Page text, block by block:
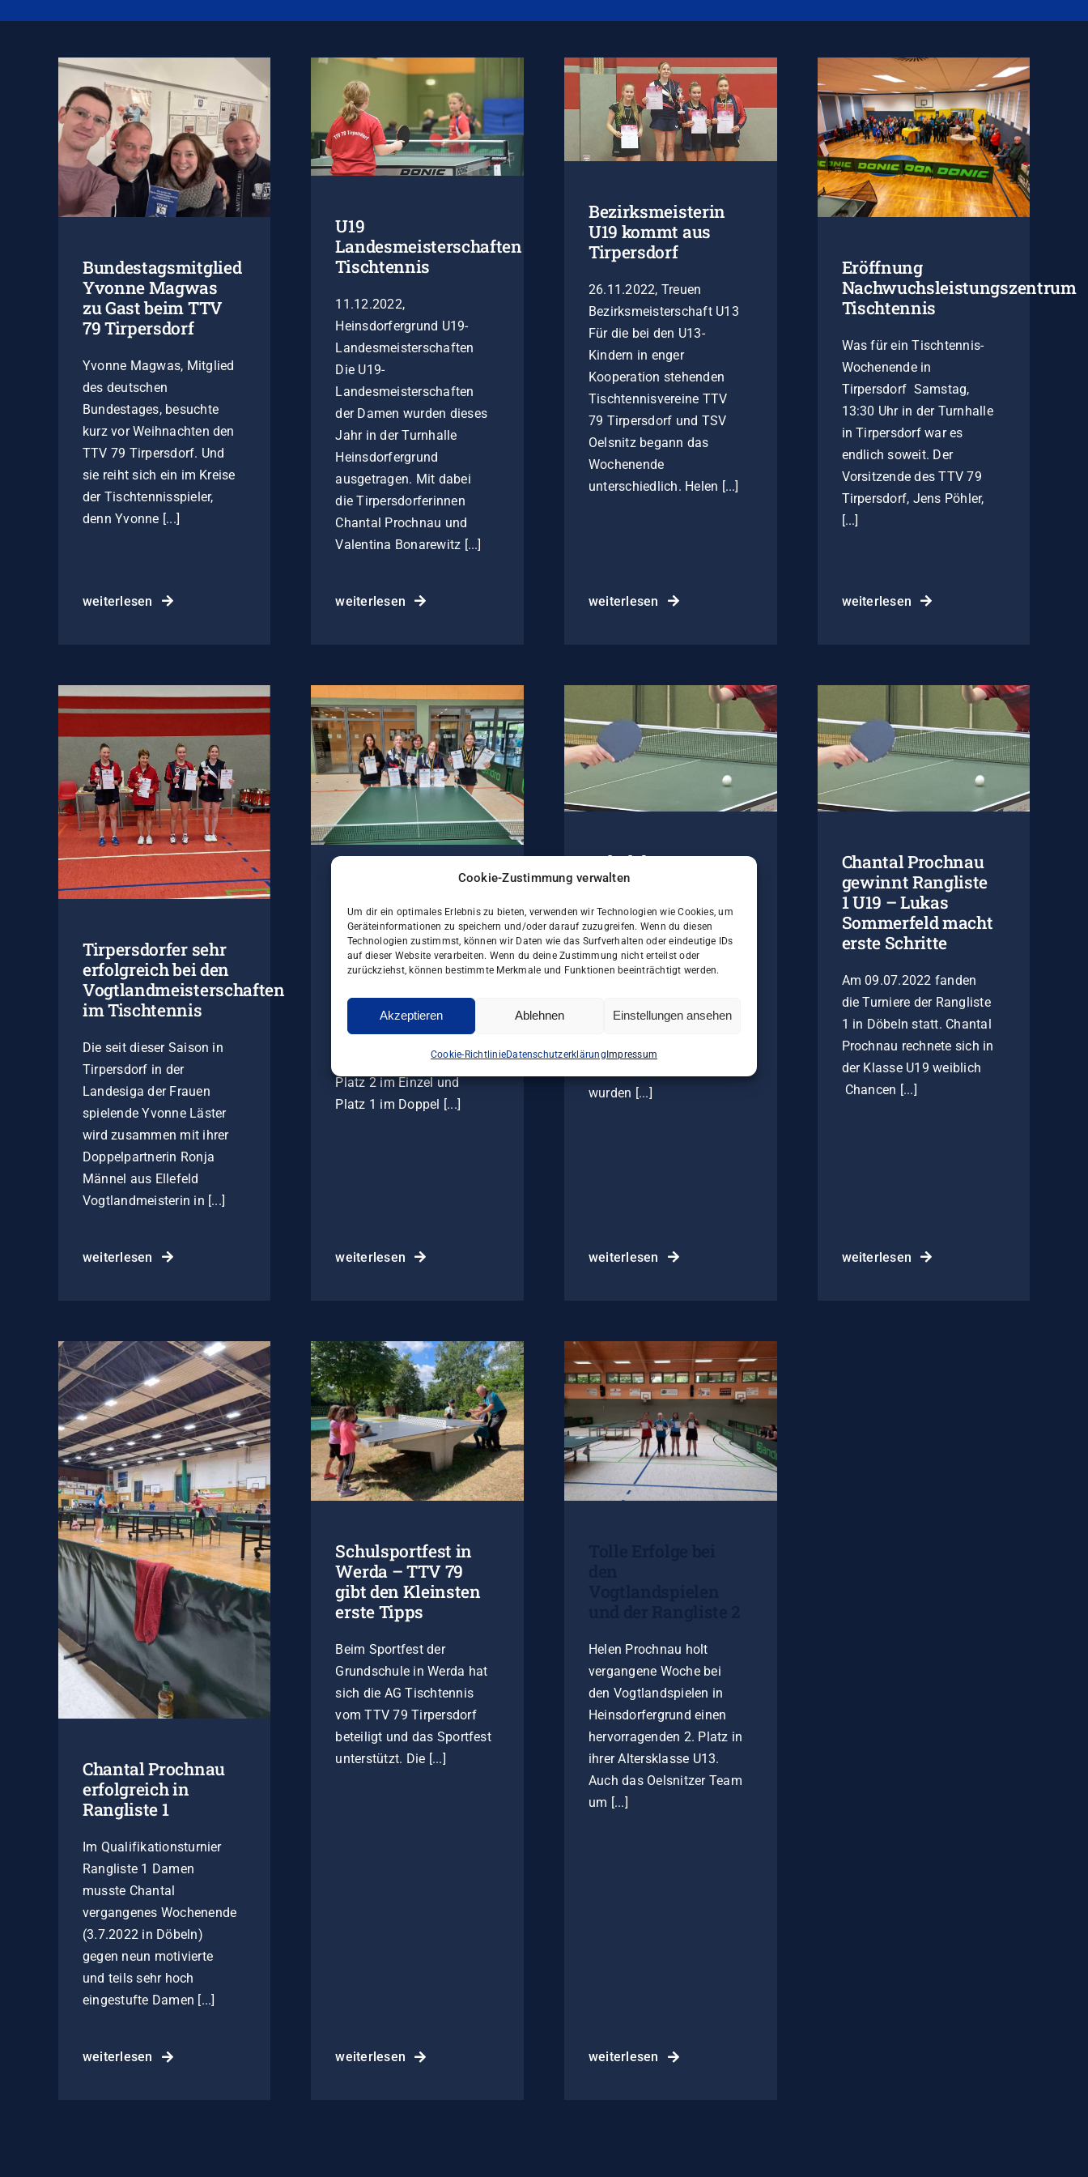
Cookie-Zustimmung verwalten
Um dir ein optimales Erlebnis zu bieten, verwenden wir Technologien wie Cookies, um
Geräteinformationen zu speichern und/oder darauf zuzugreifen. Wenn du diesen
Technologien zustimmst, können wir Daten wie das Surfverhalten oder eindeutige IDs
auf dieser Website verarbeiten. Wenn du deine Zustimmung nicht erteilst oder
zurückziehst, können bestimmte Merkmale und Funktionen beeinträchtigt werden.
Akzeptieren Ablehnen Einstellungen ansehen
Cookie-RichtlinieDatenschutzerklärungImpressum
Bundestagsmitglied
Yvonne Magwas
zu Gast beim TTV
79 Tirpersdorf
Yvonne Magwas, Mitglied
des deutschen
Bundestages, besuchte
kurz vor Weihnachten den
TTV 79 Tirpersdorf. Und
sie reiht sich ein im Kreise
der Tischtennisspieler,
denn Yvonne [...]
weiterlesen
U19
Landesmeisterschaften
Tischtennis
11.12.2022,
Heinsdorfergrund U19-
Landesmeisterschaften
Die U19-
Landesmeisterschaften
der Damen wurden dieses
Jahr in der Turnhalle
Heinsdorfergrund
ausgetragen. Mit dabei
die Tirpersdorferinnen
Chantal Prochnau und
Valentina Bonarewitz [...]
weiterlesen
Bezirksmeisterin
U19 kommt aus
Tirpersdorf
26.11.2022, Treuen
Bezirksmeisterschaft U13
Für die bei den U13-
Kindern in enger
Kooperation stehenden
Tischtennisvereine TTV
79 Tirpersdorf und TSV
Oelsnitz begann das
Wochenende
unterschiedlich. Helen [...]
weiterlesen
Eröffnung
Nachwuchsleistungszentrum
Tischtennis
Was für ein Tischtennis-
Wochenende in
Tirpersdorf Samstag,
13:30 Uhr in der Turnhalle
in Tirpersdorf war es
endlich soweit. Der
Vorsitzende des TTV 79
Tirpersdorf, Jens Pöhler,
[...]
weiterlesen
Tirpersdorfer sehr
erfolgreich bei den
Vogtlandmeisterschaften
im Tischtennis
Die seit dieser Saison in
Tirpersdorf in der
Landesiga der Frauen
spielende Yvonne Läster
wird zusammen mit ihrer
Doppelpartnerin Ronja
Männel aus Ellefeld
Vogtlandmeisterin in [...]
weiterlesen
den
Vogtlandkreismeisterschaften
Ein tolles Wochenende für
unsere Nachwuchsspieler
geht zu Ende. Bei den
Vogtlandmeisterschaften
holt Lukas Sommerfeld
Platz 2 im Einzel und
Platz 1 im Doppel [...]
weiterlesen
Pokal des
Bürgermeisters in
Neumark (09.07.22)
Am vergangenen Samstag
ging es für Valentina
zum Pokal des
Bürgermeisters im
wurden [...]
weiterlesen
Chantal Prochnau
gewinnt Rangliste
1 U19 – Lukas
Sommerfeld macht
erste Schritte
Am 09.07.2022 fanden
die Turniere der Rangliste
1 in Döbeln statt. Chantal
Prochnau rechnete sich in
der Klasse U19 weiblich
Chancen [...]
weiterlesen
Chantal Prochnau
erfolgreich in
Rangliste 1
Im Qualifikationsturnier
Rangliste 1 Damen
musste Chantal
vergangenes Wochenende
(3.7.2022 in Döbeln)
gegen neun motivierte
und teils sehr hoch
eingestufte Damen [...]
weiterlesen
Schulsportfest in
Werda – TTV 79
gibt den Kleinsten
erste Tipps
Beim Sportfest der
Grundschule in Werda hat
sich die AG Tischtennis
vom TTV 79 Tirpersdorf
beteiligt und das Sportfest
unterstützt. Die [...]
weiterlesen
Helen Prochnau holt
vergangene Woche bei
den Vogtlandspielen in
Heinsdorfergrund einen
hervorragenden 2. Platz in
ihrer Altersklasse U13.
Auch das Oelsnitzer Team
um [...]
weiterlesen